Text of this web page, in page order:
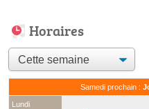
Horaires
Samedi prochain :
Lundi